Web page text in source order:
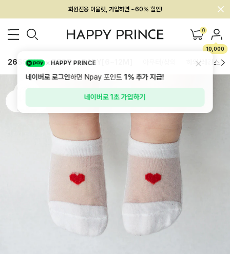
멤버십 최대 28,000원 혜택
0
10,000
26SS 신상 BEST BABY[6~12M] 하의/레깅스
HAPPY PRINCE
네이버로 로그인하면 Npay 포인트1%추가 지급!
네이버로 1초 가입하기